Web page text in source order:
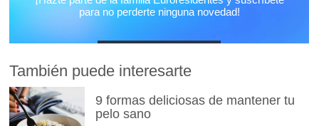
También puede interesarte
9 formas deliciosas de mantener tu
pelo sano